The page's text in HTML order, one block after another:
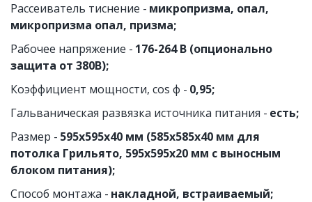
Рассеиватель тиснение - микропризма, опал,
микропризма опал, призма;
Рабочее напряжение - 176-264 В (опционально
защита от 380В);
Коэффициент мощности, cos ф - 0,95;
Гальваническая развязка источника питания - есть;
Размер - 595х595х40 мм (585х585х40 мм для
потолка Грильято, 595х595х20 мм с выносным
блоком питания);
Способ монтажа - накладной, встраиваемый;